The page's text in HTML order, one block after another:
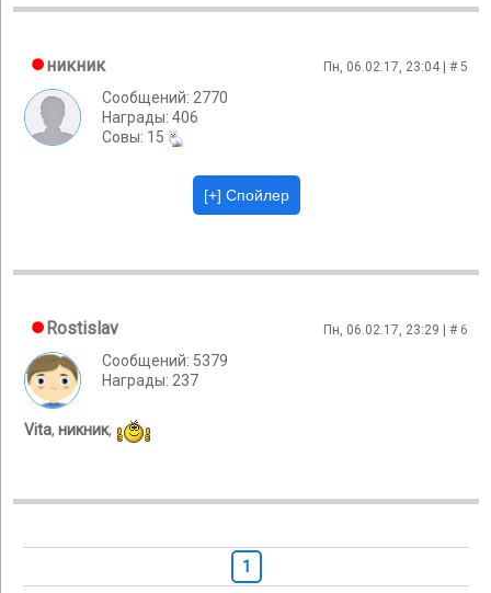
никник Пн, 06.02.17, 23:04 | #5
Сообщений: 2770
Награды: 406
Cовы: 15
Rostislav Пн, 06.02.17, 23:29 | # 6
Сообщений: 5379
Награды: 237
Vita, никник,
1